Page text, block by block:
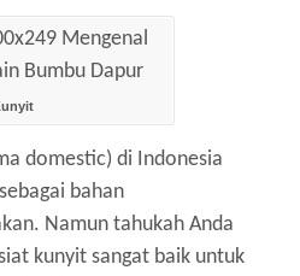
domestic) di Indonesia
bahan
Namun tahukah Anda
kunyit sangat baik untuk